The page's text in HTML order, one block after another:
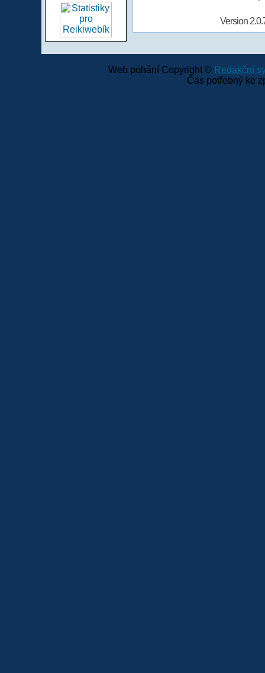
Version
Web pohání Copyright © Redakční
Čas potřebný ke